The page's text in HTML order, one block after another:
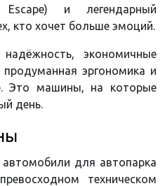
Escape) и легендарный
кто хочет больше эмоций.
экономичные
продуманная эргономика и
Это машины, на которые
день.
для автопарка
техническом